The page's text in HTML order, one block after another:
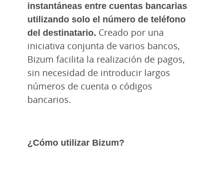
instantáneas entre cuentas bancarias
utilizando solo el número de teléfono
del destinatario. Creado por una
iniciativa conjunta de varios bancos,
Bizum facilita la realización de pagos,
sin necesidad de introducir largos
números de cuenta o códigos
bancarios.
¿Cómo utilizar Bizum?